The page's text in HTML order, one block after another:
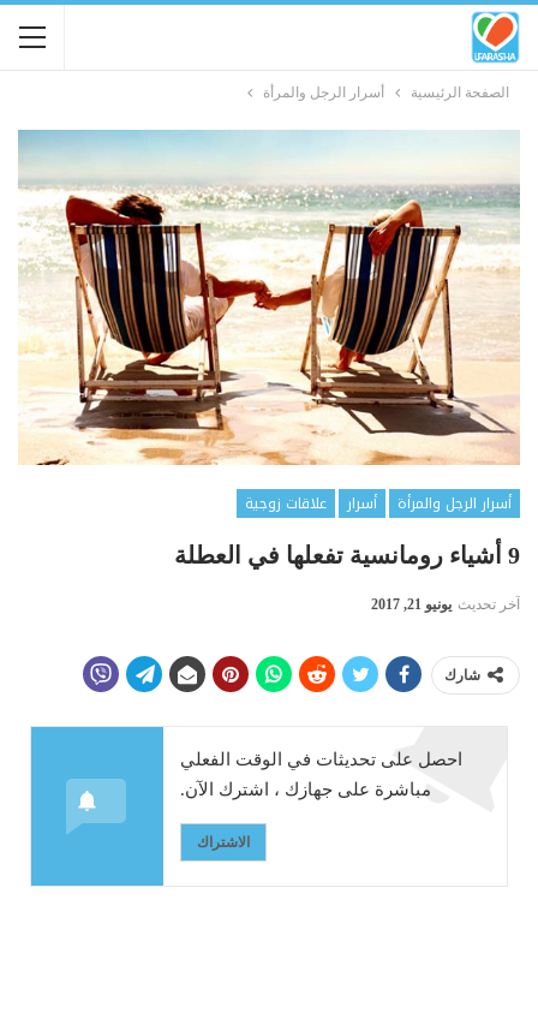
الصفحة الرئيسية أسرار الرجل والمرأة
أسرار الرجل والمرأة أسرار
علاقات زوجية
9 أشياء رومانسية تفعلها في العطلة
آخر تحديث يونيو 21, 2017
شارك
احصل على تحديثات في الوقت الفعلي
مباشرة على جهازك ، اشترك الآن.
الاشتراك